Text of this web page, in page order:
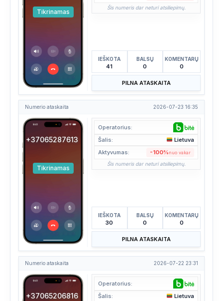
Tikrinamas
Šis numeris dar neturi atsiliepimų.
IEŠKOTA
41
BALSŲ
0
KOMENTARŲ
0
PILNA ATASKAITA
Numerio ataskaita 2026-07-23 16:35
+37065287613
Tikrinamas
Operatorius:
Šalis:
Lietuva
Aktyvumas:
-100%nuo vakar
Šis numeris dar neturi atsiliepimų.
IEŠKOTA
30
BALSŲ
0
KOMENTARŲ
0
PILNA ATASKAITA
Numerio ataskaita 2026-07-22 23:31
+37065206816
Operatorius:
Šalis:
Lietuva